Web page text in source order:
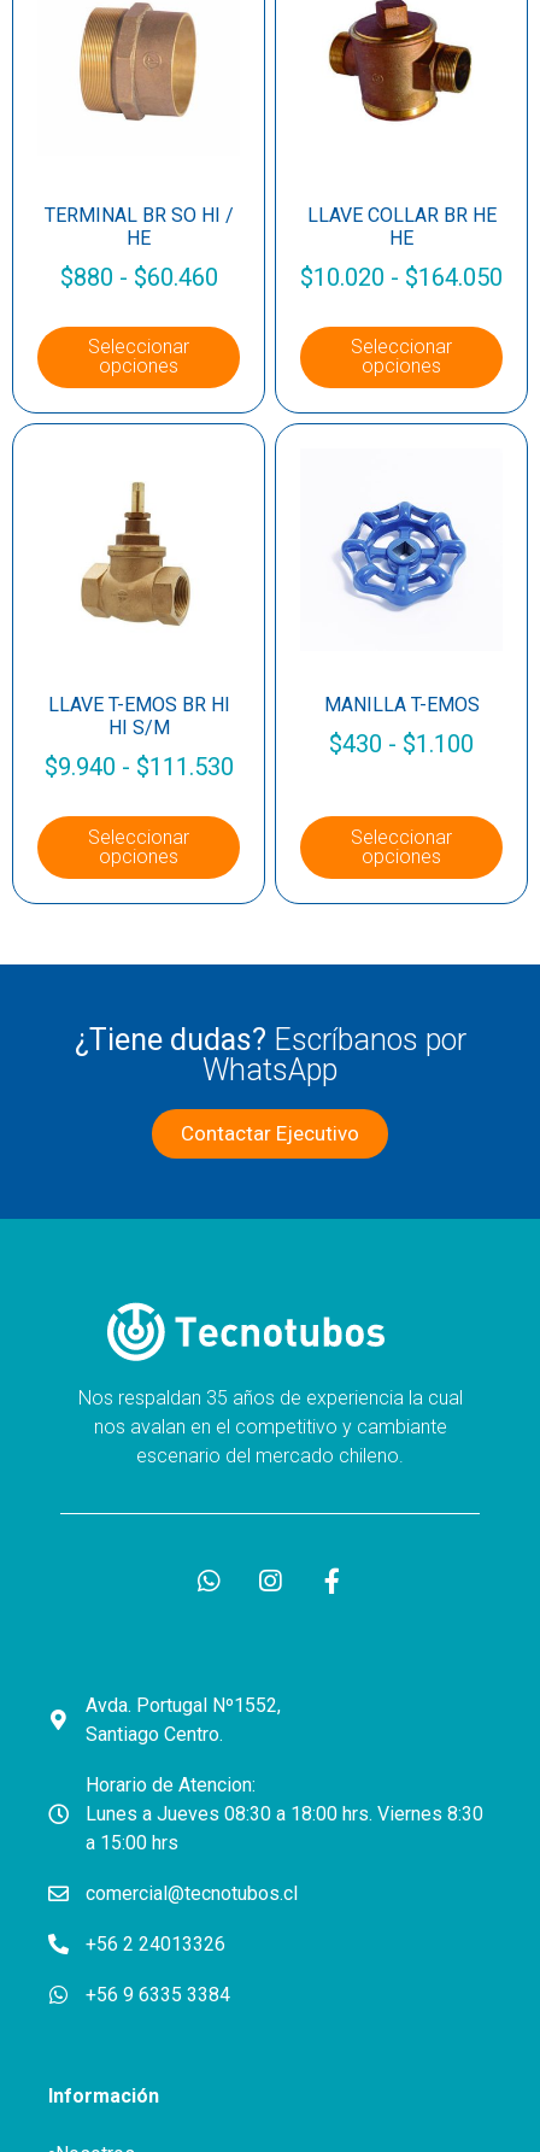
TERMINAL BR SO HI /
HE
$880 - $60.460
Seleccionar
opciones
LLAVE COLLAR BR HE
HE
$10.020 - $164.050
Seleccionar
opciones
LLAVE T-EMOS BR HI
HI S/M
$9.940 - $111.530
Seleccionar
opciones
MANILLA T-EMOS
$430 - $1.100
Seleccionar
opciones
¿Tiene dudas? Escríbanos por
WhatsApp
Contactar Ejecutivo
Nos respaldan 35 años de experiencia la cual
nos avalan en el competitivo y cambiante
escenario del mercado chileno.
Avda. Portugal Nº1552,
Santiago Centro.
Horario de Atencion:
Lunes a Jueves 08:30 a 18:00 hrs. Viernes 8:30
a 15:00 hrs
comercial@tecnotubos.cl
+56 2 24013326
+56 9 6335 3384
Información